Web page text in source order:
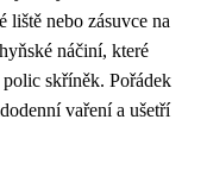
nebo zásuvce na
náčiní, které
skříněk. Pořádek
vaření a ušetří